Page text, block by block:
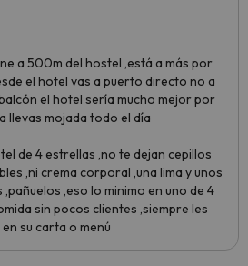
a 500m del hostel ,está a más por
el hotel vas a puerto directo no a
el hotel sería mucho mejor por
llevas mojada todo el día
de 4 estrellas ,no te dejan cepillos
,ni crema corporal ,una lima y unos
,eso lo minimo en uno de 4
sin pocos clientes ,siempre les
su carta o menú